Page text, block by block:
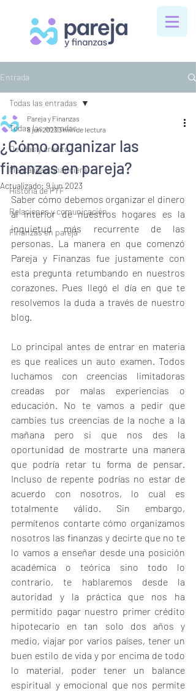
Entrada
Todas las entradas
Deudas y crédito
Mentalidad financiera
Historia de PYF
Relaciones y comunicación
Finanzas en pareja
Todas las entradas
¿Cómo organizar las
finanzas en pareja?
Pareja y Finanzas
8 jun 20233 min de lectura
Actualizado: 9 jun 2023
Saber cómo debemos organizar el dinero
al interior de nuestros hogares es la
inquietud más recurrente de las
personas. La manera en que comenzó
Pareja y Finanzas fue justamente con
esta pregunta retumbando en nuestros
corazones. Pues llegó el día en que te
resolvemos la duda a través de nuestro
blog.
Lo principal antes de entrar en materia
es que realices un auto examen. Todos
luchamos con creencias limitadoras
creadas por malas experiencias o
educación. No te vamos a pedir que
cambies tus creencias de la noche a la
mañana pero si que nos des la
oportunidad de mostrarte una manera
que podría retar tu forma de pensar.
Incluso de repente podrías no estar de
acuerdo con nosotros, lo cual es
totalmente válido. Sin embargo,
permítenos contarte cómo organizamos
nosotros las finanzas y decirte que no te
lo vamos a enseñar desde una posición
académica o teórica sino todo lo
contrario, te hablaremos desde la
autoridad y la práctica que nos ha
permitido pagar nuestro primer crédito
hipotecario en tan solo dos años y
medio, viajar por varios países, tener un
buen estilo de vida y por encima de todo
lo material, poder tener un balance
espiritual y emocional que nos permite